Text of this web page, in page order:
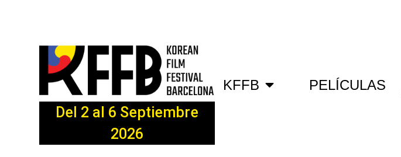
Del 2 al 6 Septiembre
2026
KFFB PELÍCULAS